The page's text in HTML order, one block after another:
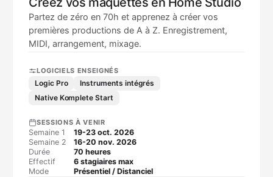
Partez de zéro en 70h et apprenez à créer vos
premières productions de A à Z. Enregistrement,
MIDI, arrangement, mixage.
LOGICIELS ENSEIGNÉS
Logic Pro
Instruments intégrés
Native Komplete Start
SESSIONS À VENIR
Semaine 1
19-23 oct. 2026
Semaine 2
16-20 nov. 2026
Durée
70 heures
Effectif
6 stagiaires max
Mode
Présentiel / Distanciel